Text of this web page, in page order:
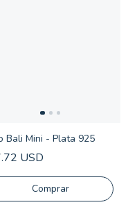
Bali Mini - Plata 925
USD